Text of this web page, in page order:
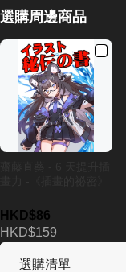
選購周邊商品
HKD$86
HKD$159
選購清單